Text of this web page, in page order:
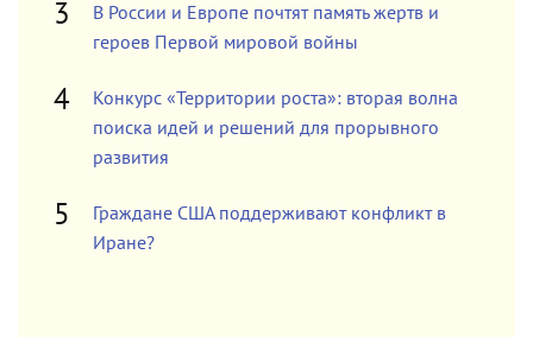
В России и Европе почтят память жертв и
героев Первой мировой войны
Конкурс «Территории роста»: вторая волна
поиска идей и решений для прорывного
развития
Граждане США поддерживают конфликт в
Иране?